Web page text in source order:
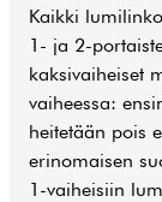
Kaikki
1- ja 2-
kaksivaiheiset
vaiheessa:
heitetään pois
erinomaisen
1-vaiheisiin